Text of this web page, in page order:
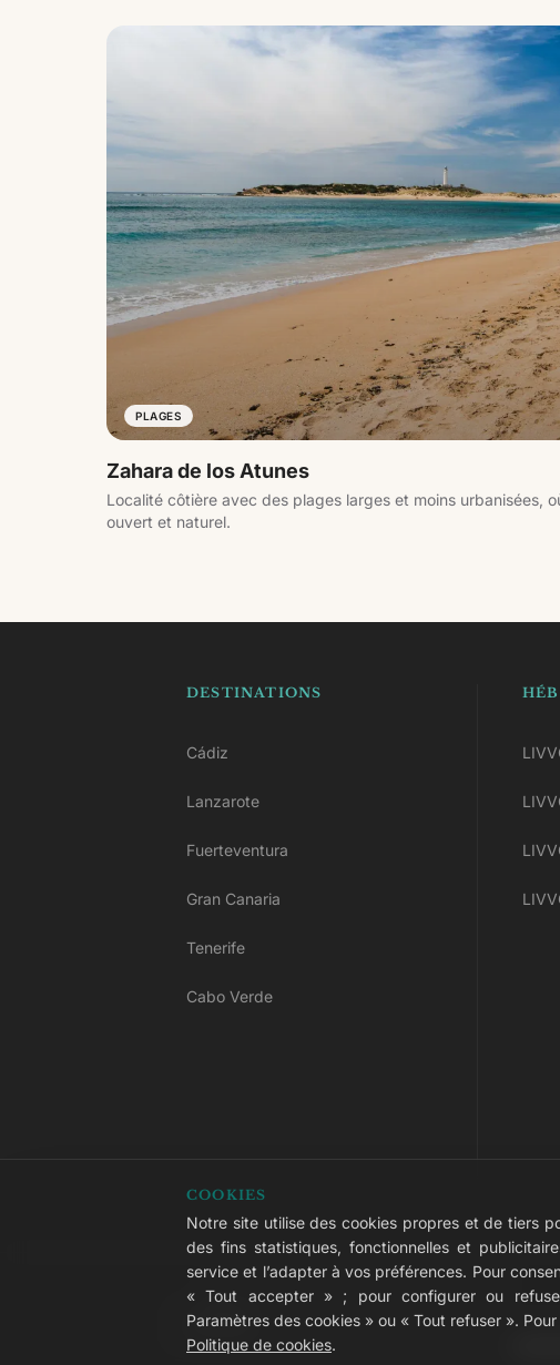
PLAGES
Zahara de los Atunes
Localité côtière avec des plages larges et moins urbanisées,
ouvert et naturel.
DESTINATIONS
Cádiz
Lanzarote
Fuerteventura
Gran Canaria
Tenerife
Cabo Verde
© 2026 LIVVO Hotels — Grupo Martinón
#LIVVERS
Avis légalCookies
COOKIES
Notre site utilise des cookies propres et de tiers
des fins statistiques, fonctionnelles et
service et l’adapter à vos préférences. Pour
« Tout accepter » ; pour configurer ou
Paramètres des cookies » ou « Tout refuser ».
Politique de cookies.